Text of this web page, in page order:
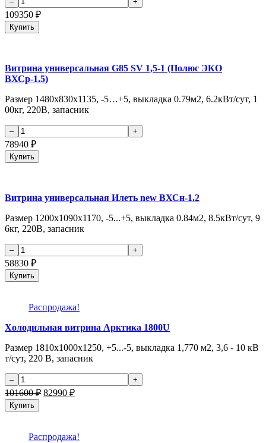
109350 ₽
Купить
Витрина универсальная G85 SV 1,5-1 (Полюс ЭКО
ВХСр-1.5)
Размер 1480х830х1135, -5…+5, выкладка 0.79м2, 6.2кВт/сут, 1
00кг, 220В, запасник
78940 ₽
Купить
Витрина универсальная Илеть new ВХСн-1.2
Размер 1200х1090х1170, -5...+5, выкладка 0.84м2, 8.5кВт/сут, 9
6кг, 220В, запасник
58830 ₽
Купить
Распродажа!
Холодильная витрина Арктика 1800U
Размер 1810x1000x1250, +5...-5, выкладка 1,770 м2, 3,6 - 10 кВ
т/сут, 220 В, запасник
101600₽ 82990 ₽
Купить
Распродажа!